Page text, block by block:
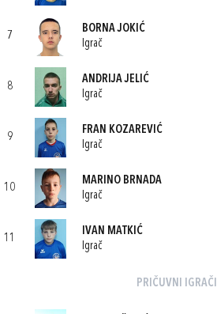
7
BORNA JOKIĆ
Igrač
8
ANDRIJA JELIĆ
Igrač
9
FRAN KOZAREVIĆ
Igrač
10
MARINO BRNADA
Igrač
11
IVAN MATKIĆ
Igrač
PRIČUVNI IGRAČI